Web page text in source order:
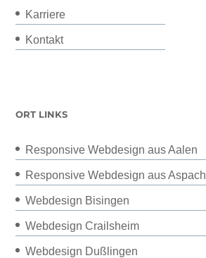
Karriere
Kontakt
ORT LINKS
Responsive Webdesign aus Aalen
Responsive Webdesign aus Aspach
Webdesign Bisingen
Webdesign Crailsheim
Webdesign Dußlingen